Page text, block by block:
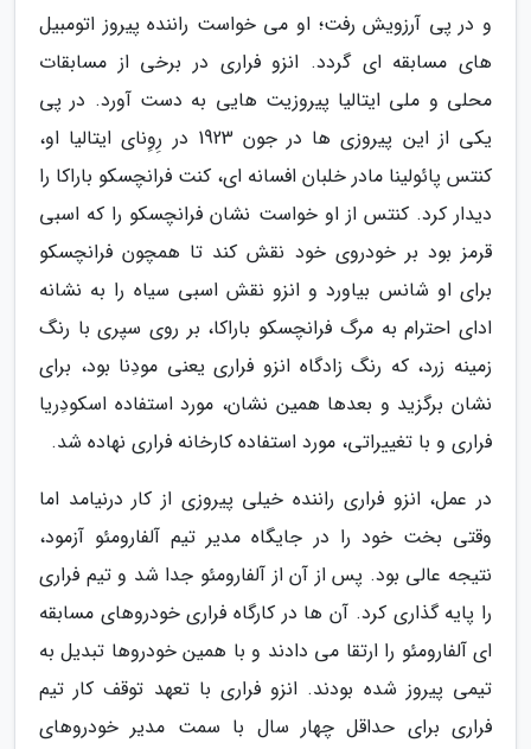
و در پی آرزویش رفت؛ او می خواست راننده پیروز اتومبیل
های مسابقه ای گردد. انزو فراری در برخی از مسابقات
محلی و ملی ایتالیا پیروزیت هایی به دست آورد. در پی
یکی از این پیروزی ها در جون 1923 در رِوِنای ایتالیا او،
کنتس پائولینا مادر خلبان افسانه ای، کنت فرانچسکو باراکا را
دیدار کرد. کنتس از او خواست نشان فرانچسکو را که اسبی
قرمز بود بر خودروی خود نقش کند تا همچون فرانچسکو
برای او شانس بیاورد و انزو نقش اسبی سیاه را به نشانه
ادای احترام به مرگ فرانچسکو باراکا، بر روی سپری با رنگ
زمینه زرد، که رنگ زادگاه انزو فراری یعنی مودِنا بود، برای
نشان برگزید و بعدها همین نشان، مورد استفاده اسکودِریا
فراری و با تغییراتی، مورد استفاده کارخانه فراری نهاده شد.
در عمل، انزو فراری راننده خیلی پیروزی از کار درنیامد اما
وقتی بخت خود را در جایگاه مدیر تیم آلفارومئو آزمود،
نتیجه عالی بود. پس از آن از آلفارومئو جدا شد و تیم فراری
را پایه گذاری کرد. آن ها در کارگاه فراری خودروهای مسابقه
ای آلفارومئو را ارتقا می دادند و با همین خودروها تبدیل به
تیمی پیروز شده بودند. انزو فراری با تعهد توقف کار تیم
فراری برای حداقل چهار سال با سمت مدیر خودروهای